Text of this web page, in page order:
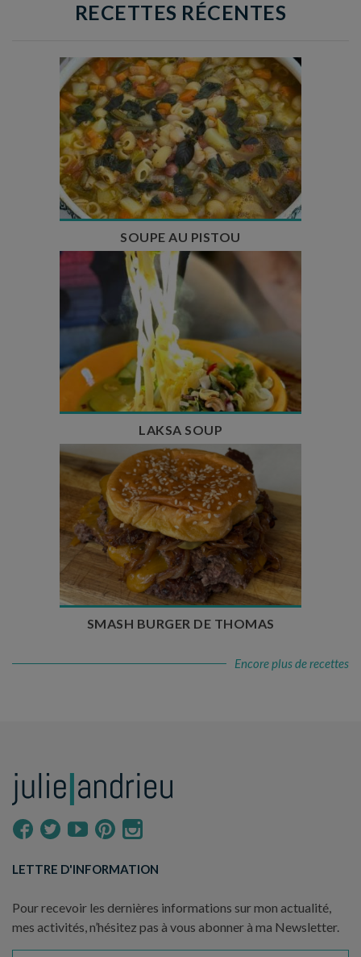
RECETTES RÉCENTES
Temps de préparation : 35 min
Temps de cuisson : 1h15
Nombre de couverts : 8
SOUPE AU PISTOU
Temps de préparation : 40 min
Temps de cuisson : 25 min
Nombre de couverts : 4
LAKSA SOUP
Temps de préparation : 20 min
Temps de cuisson : 5 à 10 min
Nombre de couverts : 4
SMASH BURGER DE THOMAS
Encore plus de recettes
LETTRE D'INFORMATION
Pour recevoir les dernières informations sur mon actualité,
mes activités, n’hésitez pas à vous abonner à ma Newsletter.